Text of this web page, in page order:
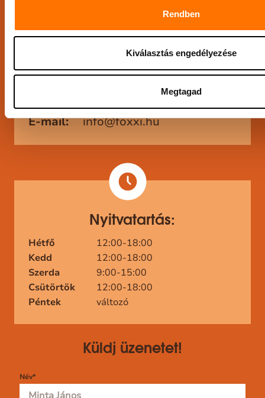
Rendben
Kiválasztás engedélyezése
Megtagad
Rendelő:
1024 Budapest, Széll
Kálmán tér 3.
+36302709420
E-mail:
info@foxxi.hu
Nyitvatartás:
Hétfő
12:00-18:00
Kedd
12:00-18:00
Szerda
9:00-15:00
Csütörtök
12:00-18:00
Péntek
változó
Küldj üzenetet!
Név*